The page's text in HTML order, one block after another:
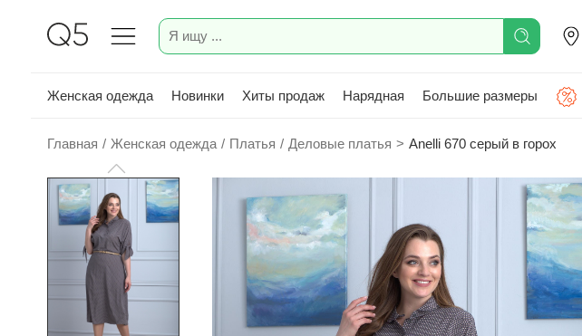
Женская одежда Новинки Хиты продаж Нарядная Большие размеры
Главная / Женская одежда / Платья / Деловые платья > Anelli 670 серый в горох